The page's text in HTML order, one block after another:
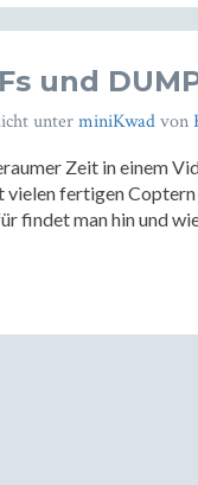
und
unterminiKwadvon
Zeit in einem
vielen fertigen
findet man hin und